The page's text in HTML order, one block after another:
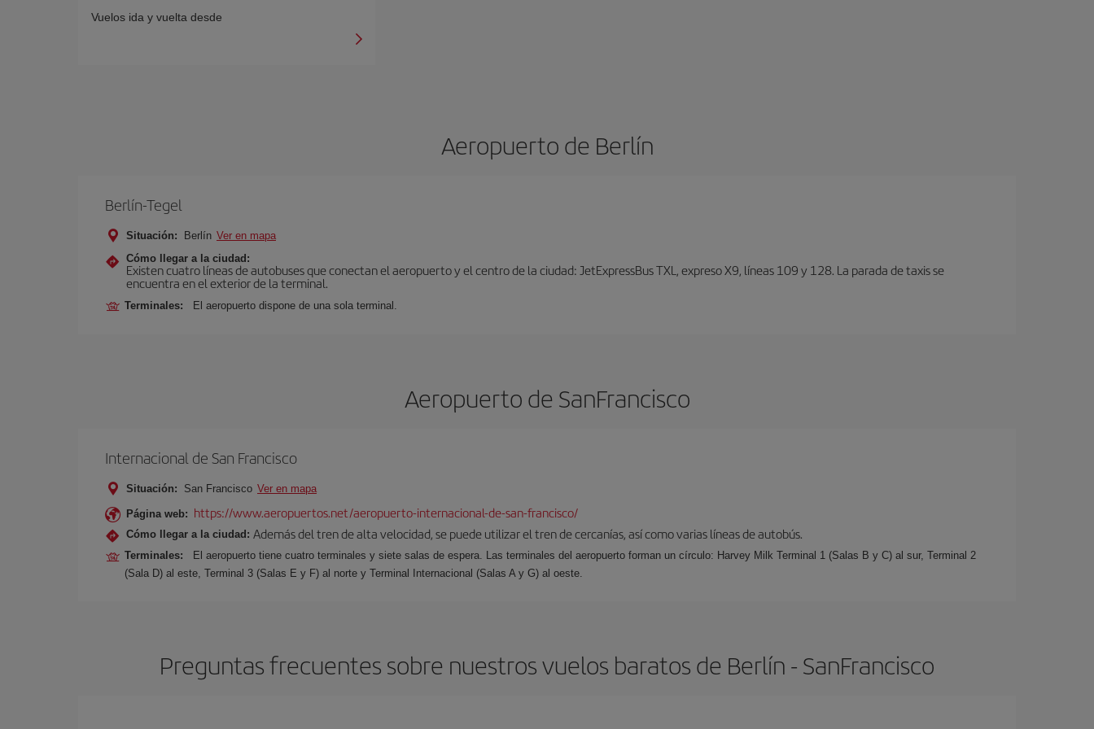
Vuelos ida y vuelta desde
Aeropuerto de Berlín
Berlín-Tegel
Situación: Berlín Ver en mapa
Cómo llegar a la ciudad:
Existen cuatro líneas de autobuses que conectan el aeropuerto y el centro de la ciudad: JetExpressBus TXL, expreso X9, lí­neas 109 y 128. La parada de taxis se
encuentra en el exterior de la terminal.
Terminales: El aeropuerto dispone de una sola terminal.
Aeropuerto de SanFrancisco
Internacional de San Francisco
Situación: San Francisco Ver en mapa
Página web: https://www.aeropuertos.net/aeropuerto-internacional-de-san-francisco/
Cómo llegar a la ciudad: Además del tren de alta velocidad, se puede utilizar el tren de cercanías, así como varias líneas de autobús.
Terminales:
El aeropuerto tiene cuatro terminales y siete salas de espera. Las terminales del aeropuerto forman un círculo: Harvey Milk Terminal 1 (Salas B y C) al sur, Terminal 2
(Sala D) al este, Terminal 3 (Salas E y F) al norte y Terminal Internacional (Salas A y G) al oeste.
Preguntas frecuentes sobre nuestros vuelos baratos de Berlín - SanFrancisco